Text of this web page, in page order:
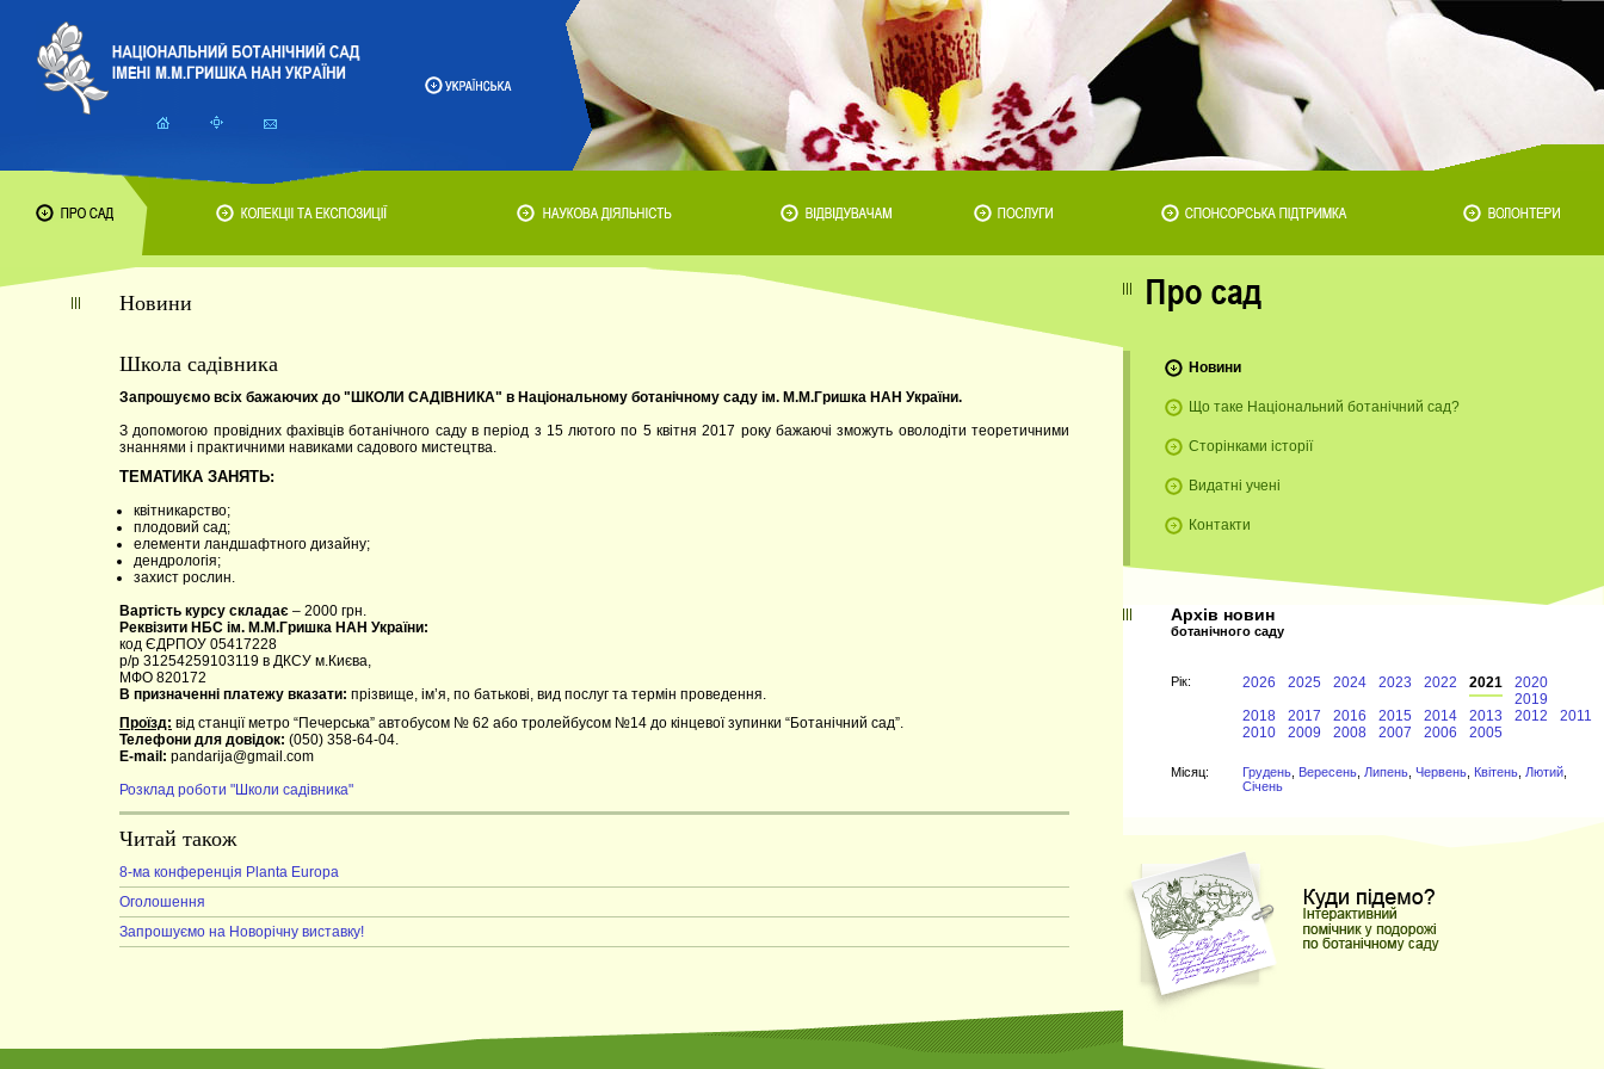
Новини
Школа садівника
Запрошуємо всіх бажаючих до "ШКОЛИ САДІВНИКА" в Національному ботанічному саду ім. М.М.Гришка НАН України.
З допомогою провідних фахівців ботанічного саду в період з 15 лютого по 5 квітня 2017 року бажаючі зможуть оволодіти теоретичними
знаннями і практичними навиками садового мистецтва.
ТЕМАТИКА ЗАНЯТЬ:
квітникарство;
плодовий сад;
елементи ландшафтного дизайну;
дендрологія;
захист рослин.
Вартість курсу складає – 2000 грн.
Реквізити НБС ім. М.М.Гришка НАН України:
код ЄДРПОУ 05417228
р/р 31254259103119 в ДКСУ м.Києва,
МФО 820172
В призначенні платежу вказати: прізвище, ім’я, по батькові, вид послуг та термін проведення.
Проїзд: від станції метро “Печерська” автобусом № 62 або тролейбусом №14 до кінцевої зупинки “Ботанічний сад”.
Телефони для довідок: (050) 358-64-04.
E-mail: pandarija@gmail.com
Розклад роботи "Школи садівника"
Читай також
8-ма конференція Planta Europa
Оголошення
Запрошуємо на Новорічну виставку!
Новини
Що таке Національний ботанічний сад?
Сторінками історії
Видатні учені
Контакти
Архів новин
ботанічного саду
Рiк: 2026 2025 2024 2023 2022 2021
2020
2019
2018
2017 2016 2015 2014 2013 2012
2011
2010
2009 2008 2007 2006 2005
Мiсяц: Грудень Вересень Липень Червень Квітень Лютий
Січень